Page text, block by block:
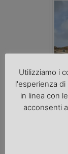
La
Utilizziamo i
l'esperienza
in linea con
acconsenti